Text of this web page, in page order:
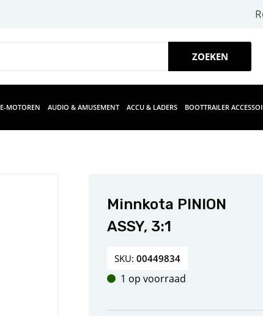
E-MOTOREN AUDIO & AMUSEMENT ACCU & LADERS BOOTTRAILER
Minnkota PINION
ASSY, 3:1
SKU:00449834
1 op voorraad